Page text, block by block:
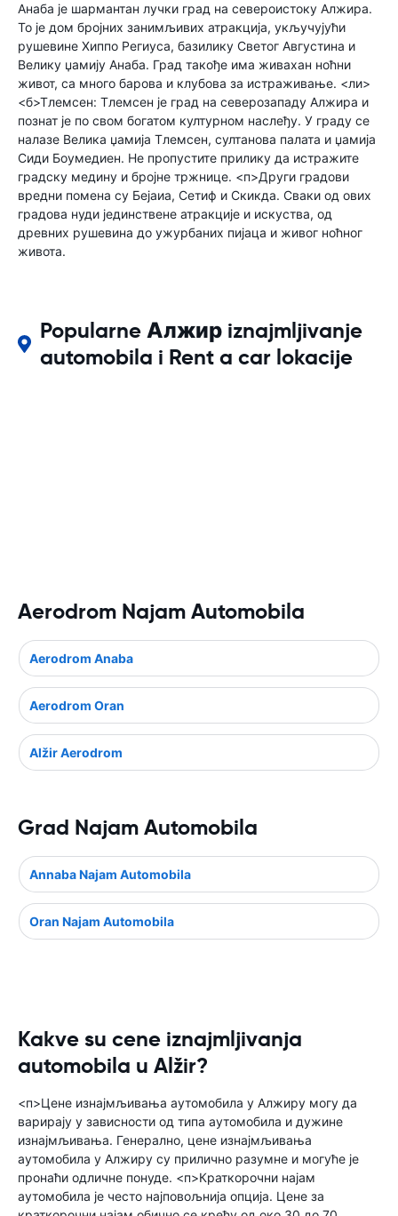
Анаба је шармантан лучки град на североистоку Алжира.
То је дом бројних занимљивих атракција, укључујући
рушевине Хиппо Региуса, базилику Светог Августина и
Велику џамију Анаба. Град такође има живахан ноћни
живот, са много барова и клубова за истраживање. <ли>
<б>Тлемсен: Тлемсен је град на северозападу Алжира и
познат је по свом богатом културном наслеђу. У граду се
налазе Велика џамија Тлемсен, султанова палата и џамија
Сиди Боумедиен. Не пропустите прилику да истражите
градску медину и бројне тржнице. <п>Други градови
вредни помена су Бејаиа, Сетиф и Скикда. Сваки од ових
градова нуди јединствене атракције и искуства, од
древних рушевина до ужурбаних пијаца и живог ноћног
живота.
Popularne Алжир iznajmljivanje
automobila i Rent a car lokacije
Aerodrom Najam Automobila
Aerodrom Anaba
Aerodrom Oran
Alžir Aerodrom
Grad Najam Automobila
Annaba Najam Automobila
Oran Najam Automobila
Kakve su cene iznajmljivanja
automobila u Alžir?
<п>Цене изнајмљивања аутомобила у Алжиру могу да
варирају у зависности од типа аутомобила и дужине
изнајмљивања. Генерално, цене изнајмљивања
аутомобила у Алжиру су прилично разумне и могуће је
пронаћи одличне понуде. <п>Краткорочни најам
аутомобила је често најповољнија опција. Цене за